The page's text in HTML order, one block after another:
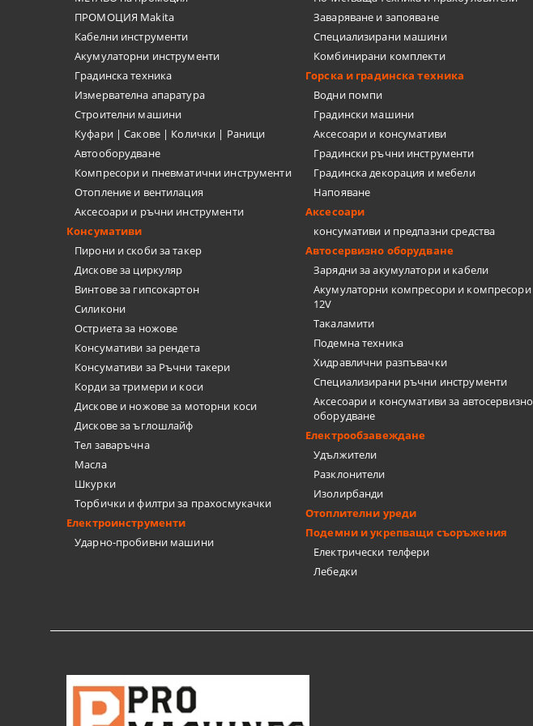
ШПАКЛИ
ОЧИЛА, МИШЕНИ ЗА ЛАЗЕР
РЪЧНИ ПОМПИ ЗА ТЕЧНОСТИ
ШУБЛЕР, ЪГЛОМЕР, ПРАВ ЪГЪЛ
ПИСТОЛЕТИ ЗА СИЛИКОН
ШАБЛОНИ
АКСЕСОАРИ ЗА ВОДОСТРУЙКИ
БОРКОРОНИ, ФРЕЗИ, ЩАНЦИ, ЗЕНКЕРИ
ТЕЛЕНИ ЧЕТКИ
НИТАЧКИ
МЕНГЕМЕТА
ПАТРОННИЦИ
ДРУГИ
БРАДВИ
МАШИНИ ЗА ПЛОЧКИ
ПРОМОЦИЯ Makita
Кабелни инструменти
Акумулаторни инструменти
Градинска техника
Измервателна апаратура
Строителни машини
Куфари | Сакове | Колички | Раници
Автооборудване
Компресори и пневматични инструменти
Отопление и вентилация
Аксесоари и ръчни инструменти
Консумативи
Пирони и скоби за такер
Дискове за циркуляр
Винтове за гипсокартон
Силикони
Остриета за ножове
Консумативи за рендета
Консумативи за Ръчни такери
Корди за тримери и коси
Дискове и ножове за моторни коси
Дискове за ъглошлайф
Тел заваръчна
Масла
Шкурки
Торбички и филтри за прахосмукачки
Електроинструменти
Ударно-пробивни машини
Заваряване и запояване
Специализирани машини
Комбинирани комплекти
Горска и градинска техника
Водни помпи
Градински машини
Аксесоари и консумативи
Градински ръчни инструменти
Градинска декорация и мебели
Напояване
Аксесоари
консумативи и предпазни средства
Автосервизно оборудване
Зарядни за акумулатори и кабели
Акумулаторни компресори и компресори
12V
Такаламити
Подемна техника
Хидравлични разпъвачки
Специализирани ръчни инструменти
Аксесоари и консумативи за автосервизно
оборудване
Електрообзавеждане
Удължители
Разклонители
Изолирбанди
Отоплителни уреди
Подемни и укрепващи съоръжения
Електрически телфери
Лебедки